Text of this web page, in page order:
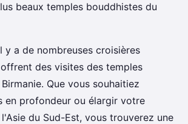
beaux temples bouddhistes du
y a de nombreuses croisières
des visites des temples
Que vous souhaitiez
en profondeur ou élargir votre
du Sud-Est, vous trouverez une